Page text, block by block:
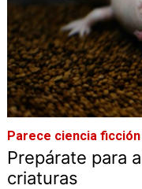
Parece ciencia ficción
Prepárate para
criaturas